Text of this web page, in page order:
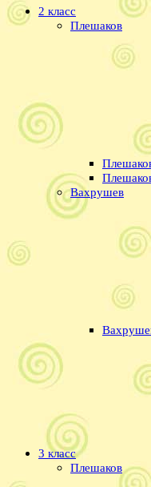
2 класс
Плешаков
Вахрушев
3 класс
Плешаков